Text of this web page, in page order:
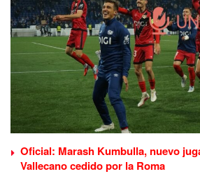
Oficial: Marash Kumbulla, nuevo
Vallecano cedido por la Roma